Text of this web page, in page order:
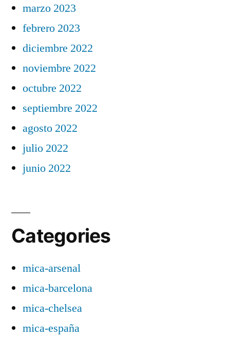
marzo 2023
febrero 2023
diciembre 2022
noviembre 2022
octubre 2022
septiembre 2022
agosto 2022
julio 2022
junio 2022
Categories
mica-arsenal
mica-barcelona
mica-chelsea
mica-españa